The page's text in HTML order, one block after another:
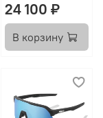
24 100 ₽
В корзину